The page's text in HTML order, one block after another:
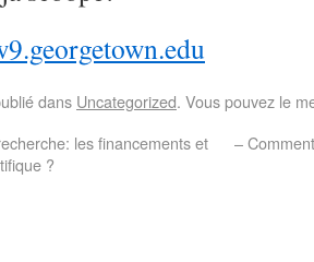
dans Uncategorized. Vous pouvez le
les financements et
?
–